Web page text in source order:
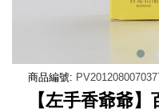
商品編號:
【左手香爺爺